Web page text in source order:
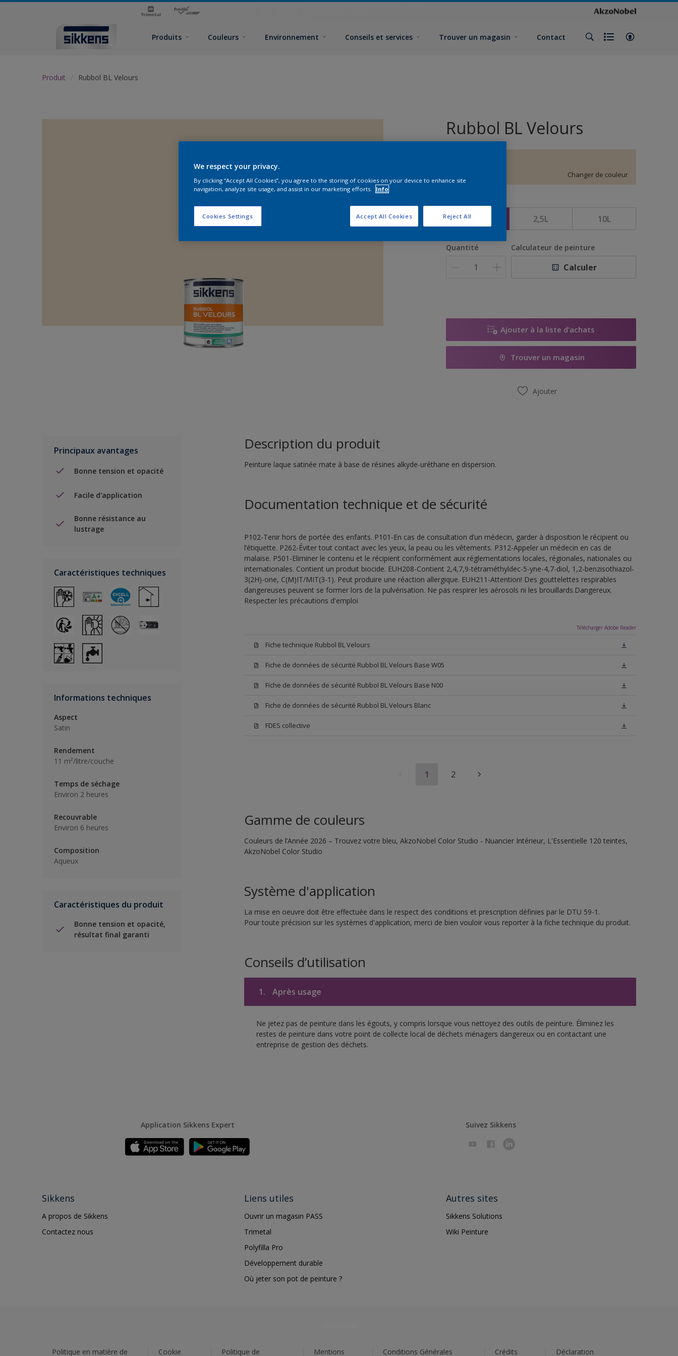
Produits Couleurs Environnement Conseils et services Trouver un magasin Contact
Produit Rubbol BL Velours
Rubbol BL Velours
Changer de couleur
2,5L 10L
Quantité Calculateur de peinture
Calculer
Ajouter à la liste d’achats
Trouver un magasin
Ajouter
Principaux avantages
Bonne tension et opacité
Facile d'application
Bonne résistance au
lustrage
Caractéristiques techniques
Informations techniques
Aspect
Satin
Rendement
11 m²/litre/couche
Temps de séchage
Environ 2 heures
Recouvrable
Environ 6 heures
Composition
Aqueux
Caractéristiques du produit
Bonne tension et opacité,
résultat final garanti
Description du produit
Peinture laque satinée mate à base de résines alkyde-uréthane en dispersion.
Documentation technique et de sécurité
P102-Tenir hors de portée des enfants. P101-En cas de consultation d’un médecin, garder à disposition le récipient ou
l’étiquette. P262-Éviter tout contact avec les yeux, la peau ou les vêtements. P312-Appeler un médecin en cas de
malaise. P501-Eliminer le contenu et le récipient conformément aux réglementations locales, régionales, nationales ou
internationales. Contient un produit biocide. EUH208-Contient 2,4,7,9-tétraméthyldec-5-yne-4,7-diol, 1,2-benzisothiazol-
3(2H)-one, C(M)IT/MIT(3-1). Peut produire une réaction allergique. EUH211-Attention! Des gouttelettes respirables
dangereuses peuvent se former lors de la pulvérisation. Ne pas respirer les aérosols ni les brouillards.Dangereux.
Respecter les précautions d'emploi
Télécharger Adobe Reader
Fiche technique Rubbol BL Velours
Fiche de données de sécurité Rubbol BL Velours Base W05
Fiche de données de sécurité Rubbol BL Velours Base N00
Fiche de données de sécurité Rubbol BL Velours Blanc
FDES collective
1 2
Gamme de couleurs
Couleurs de l’Année 2026 – Trouvez votre bleu, AkzoNobel Color Studio - Nuancier Intérieur, L'Essentielle 120 teintes,
AkzoNobel Color Studio
Système d'application
La mise en oeuvre doit être effectuée dans le respect des conditions et prescription définies par le DTU 59-1.
Pour toute précision sur les systèmes d'application, merci de bien vouloir vous reporter à la fiche technique du produit.
Conseils d’utilisation
1. Après usage
Ne jetez pas de peinture dans les égouts, y compris lorsque vous nettoyez des outils de peinture. Éliminez les
restes de peinture dans votre point de collecte local de déchets ménagers dangereux ou en contactant une
entreprise de gestion des déchets.
Application Sikkens Expert Suivez Sikkens
Sikkens
A propos de Sikkens
Contactez nous
Liens utiles
Ouvrir un magasin PASS
Trimetal
Polyfilla Pro
Développement durable
Où jeter son pot de peinture ?
Autres sites
Sikkens Solutions
Wiki Peinture
Politique en matière de Cookie Politique de Mentions Conditions Générales Crédits Déclaration
We respect your privacy.
By clicking “Accept All Cookies”, you agree to the storing of cookies on your device to enhance site
navigation, analyze site usage, and assist in our marketing efforts.
Info
Cookies Settings Reject All
Accept All Cookies